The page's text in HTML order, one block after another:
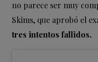
no parece ser muy
Skims, que aprobó el
tres intentos fallidos.